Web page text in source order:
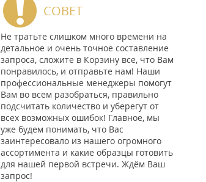
СОВЕТ
Не тратьте слишком много времени на
детальное и очень точное составление
запроса, сложите в Корзину все, что Вам
понравилось, и отправьте нам! Наши
профессиональные менеджеры помогут
Вам во всем разобраться, правильно
подсчитать количество и уберегут от
всех возможных ошибок! Главное, мы
уже будем понимать, что Вас
заинтересовало из нашего огромного
ассортимента и какие образцы готовить
для нашей первой встречи. Ждём Ваш
запрос!